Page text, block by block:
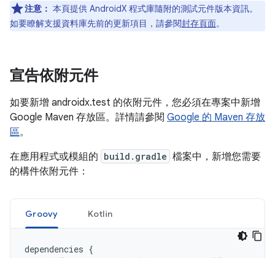
注意： 本頁提供 AndroidX 程式庫隨附的測試元件版本資訊。
如要瞭解支援資料庫先前的更新項目，請參閱封存頁面。
宣告依附元件
如要新增 androidx.test 的依附元件，您必須在專案中新增
Google Maven 存放區。詳情請參閱 Google 的 Maven 存放
區。
在應用程式或模組的 build.gradle 檔案中，新增您需要
的構件依附元件：
Groovy Kotlin
dependencies {